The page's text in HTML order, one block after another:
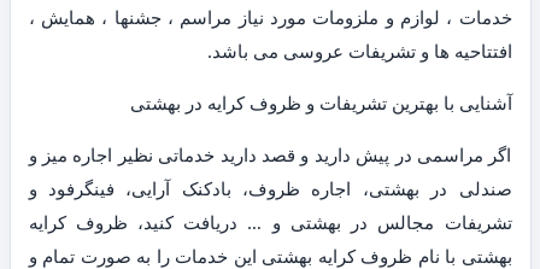
خدمات ، لوازم و ملزومات مورد نیاز مراسم ، جشنها ، همایش ،
افتتاحیه ها و تشریفات عروسی می باشد.
آشنایی با بهترین تشریفات و ظروف کرایه در بهشتی
اگر مراسمی در پیش دارید و قصد دارید خدماتی نظیر اجاره میز و
صندلی در بهشتی، اجاره ظروف، بادکنک آرایی، فینگرفود و
تشریفات مجالس در بهشتی و … دریافت کنید، ظروف کرایه
بهشتی با نام ظروف کرایه بهشتی این خدمات را به صورت تمام و